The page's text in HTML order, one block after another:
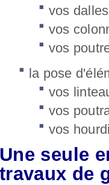
vos
vos
vos
la pose
vos
vos
vos
Une seule
travaux de